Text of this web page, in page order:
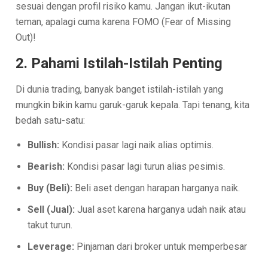
sesuai dengan profil risiko kamu. Jangan ikut-ikutan
teman, apalagi cuma karena FOMO (Fear of Missing
Out)!
2. Pahami Istilah-Istilah Penting
Di dunia trading, banyak banget istilah-istilah yang
mungkin bikin kamu garuk-garuk kepala. Tapi tenang, kita
bedah satu-satu:
Bullish: Kondisi pasar lagi naik alias optimis.
Bearish: Kondisi pasar lagi turun alias pesimis.
Buy (Beli): Beli aset dengan harapan harganya naik.
Sell (Jual): Jual aset karena harganya udah naik atau
takut turun.
Leverage: Pinjaman dari broker untuk memperbesar